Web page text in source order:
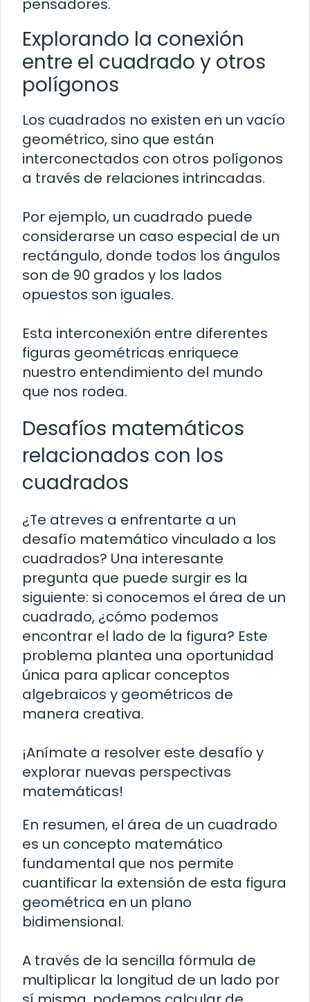
pensadores.
Explorando la conexión
entre el cuadrado y otros
polígonos
Los cuadrados no existen en un vacío
geométrico, sino que están
interconectados con otros polígonos
a través de relaciones intrincadas.
Por ejemplo, un cuadrado puede
considerarse un caso especial de un
rectángulo, donde todos los ángulos
son de 90 grados y los lados
opuestos son iguales.
Esta interconexión entre diferentes
figuras geométricas enriquece
nuestro entendimiento del mundo
que nos rodea.
Desafíos matemáticos
relacionados con los
cuadrados
¿Te atreves a enfrentarte a un
desafío matemático vinculado a los
cuadrados? Una interesante
pregunta que puede surgir es la
siguiente: si conocemos el área de un
cuadrado, ¿cómo podemos
encontrar el lado de la figura? Este
problema plantea una oportunidad
única para aplicar conceptos
algebraicos y geométricos de
manera creativa.
¡Anímate a resolver este desafío y
explorar nuevas perspectivas
matemáticas!
En resumen, el área de un cuadrado
es un concepto matemático
fundamental que nos permite
cuantificar la extensión de esta figura
geométrica en un plano
bidimensional.
A través de la sencilla fórmula de
multiplicar la longitud de un lado por